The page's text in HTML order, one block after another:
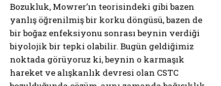
Bozukluk, Mowrer’ın teorisindeki gibi bazen
yanlış öğrenilmiş bir korku döngüsü, bazen de
bir boğaz enfeksiyonu sonrası beynin verdiği
biyolojik bir tepki olabilir. Bugün geldiğimiz
noktada görüyoruz ki, beynin o karmaşık
hareket ve alışkanlık devresi olan CSTC